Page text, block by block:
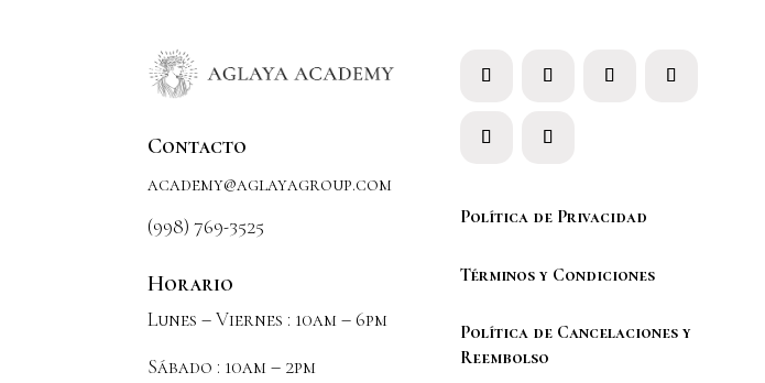
Contacto
academy@aglayagroup.com
(998) 769-3525
Horario
Lunes – Viernes : 10am – 6pm
Sábado : 10am – 2pm
Política de Privacidad
Términos y Condiciones
Política de Cancelaciones y
Reembolso